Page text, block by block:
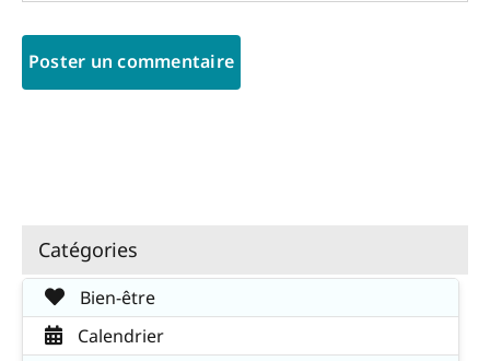
Catégories
Bien-être
Calendrier